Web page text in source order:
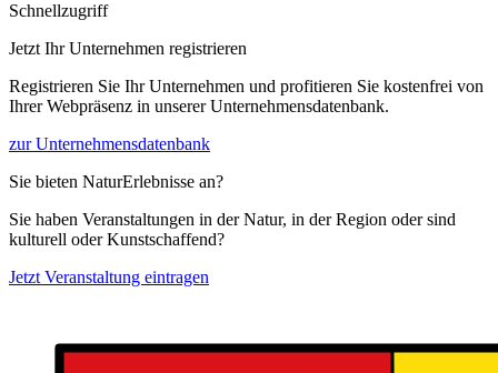
Schnellzugriff
Jetzt Ihr Unternehmen registrieren
Registrieren Sie Ihr Unternehmen und profitieren Sie kostenfrei von
Ihrer Webpräsenz in unserer Unternehmensdatenbank.
zur Unternehmensdatenbank
Sie bieten NaturErlebnisse an?
Sie haben Veranstaltungen in der Natur, in der Region oder sind
kulturell oder Kunstschaffend?
Jetzt Veranstaltung eintragen